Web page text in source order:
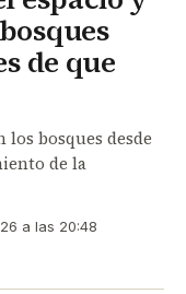
de que
bosques desde
de la
a las 20:48